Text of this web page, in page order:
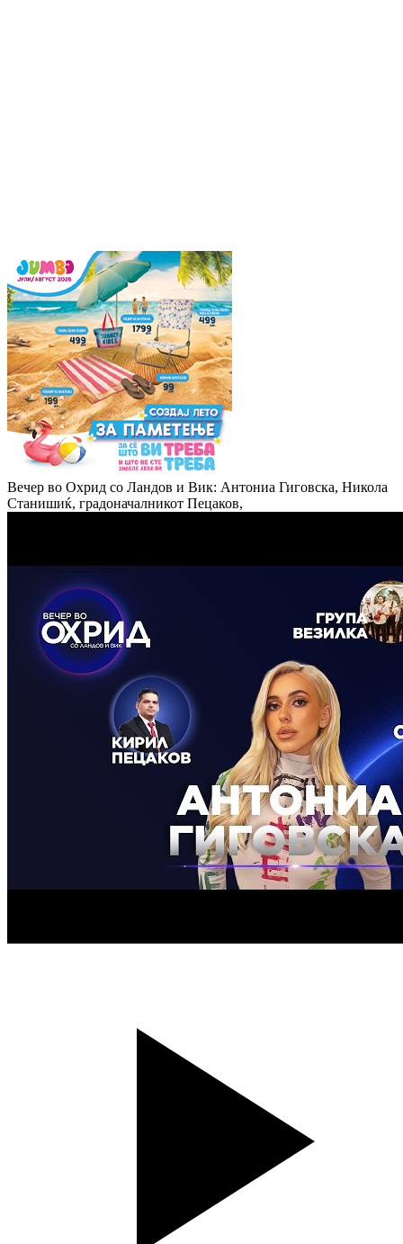
Вечер во Охрид со Ландов и Вик: Антониа Гиговска, Никола
Станишиќ, градоначалникот Пецаков,